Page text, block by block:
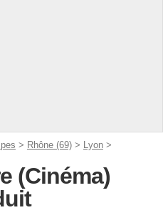
> Rhône (69)> Lyon>
(Cinéma)